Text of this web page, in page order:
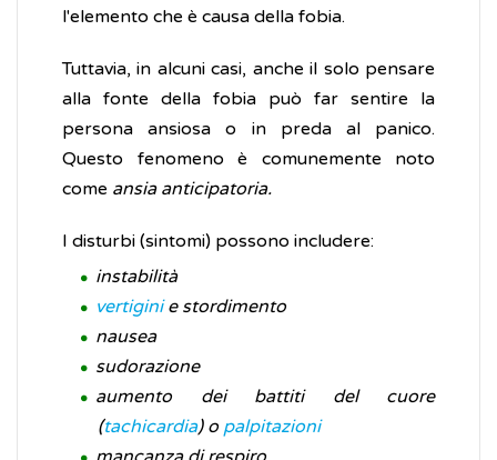
l'elemento che è causa della fobia.
Tuttavia, in alcuni casi, anche il solo pensare
alla fonte della fobia può far sentire la
persona ansiosa o in preda al panico.
Questo fenomeno è comunemente noto
come ansia anticipatoria.
I disturbi (sintomi) possono includere:
instabilità
vertiginie stordimento
nausea
sudorazione
aumento dei battiti del cuore
(tachicardia) o palpitazioni